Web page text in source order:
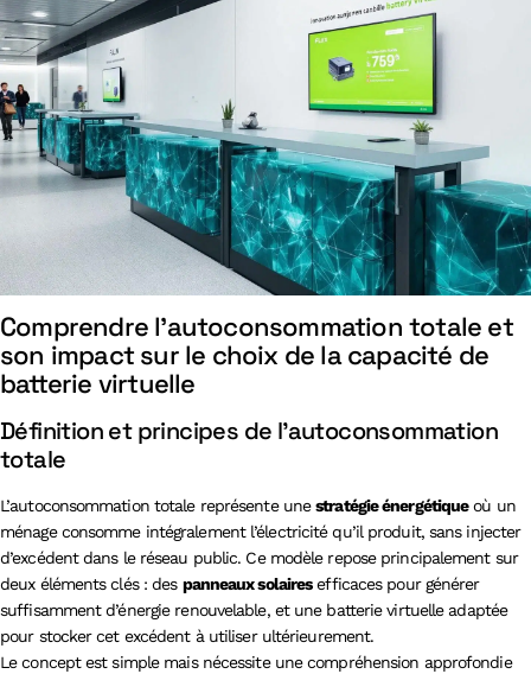
Comprendre l’autoconsommation totale et
son impact sur le choix de la capacité de
batterie virtuelle
Définition et principes de l’autoconsommation
totale
L’autoconsommation totale représente unestratégie énergétiqueoù un
ménage consomme intégralement l’électricité qu’il produit, sans injecter
d’excédent dans le réseau public. Ce modèle repose principalement sur
deux éléments clés : des panneaux solairesefficaces pour générer
suffisamment d’énergie renouvelable, et une batterie virtuelle adaptée
pour stocker cet excédent à utiliser ultérieurement.
Le concept est simple mais nécessite une compréhension approfondie